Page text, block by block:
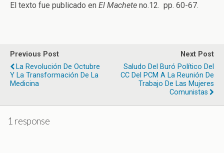
El texto fue publicado en El Machete no.12. pp. 60-67.
Previous Post
La Revolución De Octubre
Y La Transformación De La
Medicina
Next Post
Saludo Del Buró Político Del
CC Del PCM A La Reunión De
Trabajo De Las Mujeres
Comunistas
1 response